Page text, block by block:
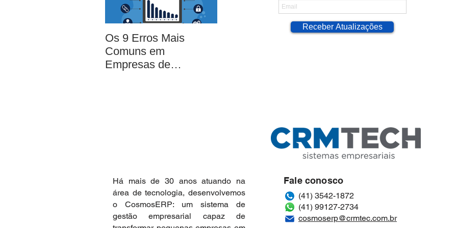
Os 9 Erros Mais
Comuns em
Empresas de
Aumente suas vendas O Crescimento dos
Receber Atualizações
Há mais de 30 anos atuando na
área de tecnologia, desenvolvemos
o CosmosERP: um sistema de
gestão empresarial capaz de
Fale conosco
(41) 3542-1872
(41) 99127-2734
cosmoserp@crmtec.com.br